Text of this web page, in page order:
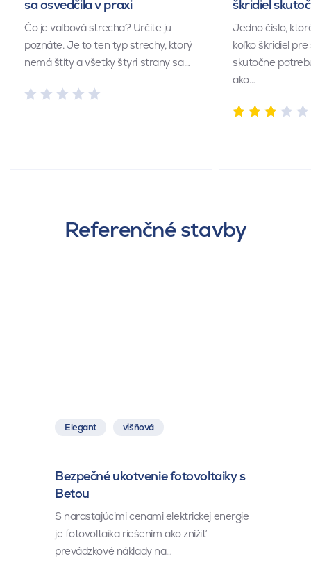
sa osvedčila v praxi
Čo je valbová strecha? Určite ju
poznáte. Je to ten typ strechy, ktorý
nemá štíty a všetky štyri strany sa…
škridiel
Jedno číslo,
koľko škridiel
skutočne
ako…
Referenčné stavby
Elegant višňová
Bezpečné ukotvenie fotovoltaiky s
Betou
S narastajúcimi cenami elektrickej energie
je fotovoltaika riešením ako znížiť
prevádzkové náklady na…